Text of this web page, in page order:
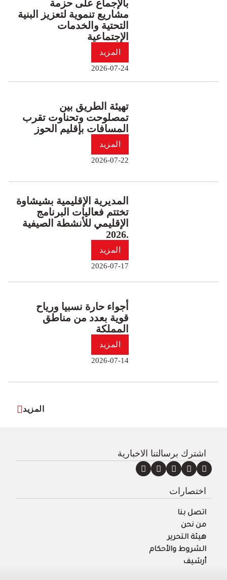
بالإجماع على حزمة
مشاريع تنموية لتعزيز البنية
التحتية والخدمات
الإجتماعية
المزيد
2026-07-24
تهيئة الطريق بين
تمصلوحت وتحناوت تقرب
المسافات بإقليم الحوز
المزيد
2026-07-22
المديرية الإقليمية بشيشاوة
تختتم فعاليات البرنامج
الإقليمي للأنشطة الصيفية
2026.
المزيد
2026-07-17
أجواء حارة نسبيا ورياح
قوية بعدد من مناطق
المملكة
المزيد
2026-07-14
المزيد
اشترك برسالتنا الاخبارية
اختصارات
اتصل بنا
من نحن
هيئة التحرير
الشروط والأحكام
أرشيف